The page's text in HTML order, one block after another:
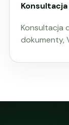
Konsultacja
Konsultacja
dokumenty,